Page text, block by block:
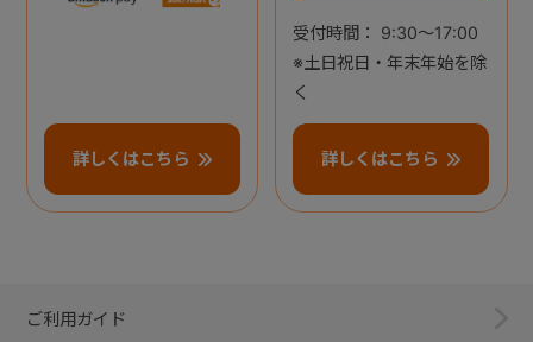
詳しくはこちら
受付時間： 9:30～17:00
※土日祝日・年末年始を除
く
詳しくはこちら
ご利用ガイド